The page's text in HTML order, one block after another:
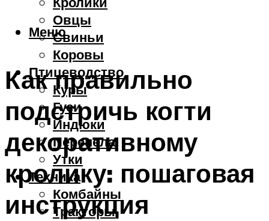
Овцы
Свиньи
Коровы
Птицеводство
Куры
Гуси
Индюки
Перепела
Утки
Техника
Комбайны
Тракторы
Меню
Как правильно
подстричь когти
декоративному
кролику: пошаговая
инструкция